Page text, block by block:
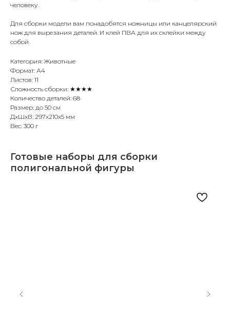
человеку.
Для сборки модели вам понадобятся ножницы или канцелярский
нож для вырезания деталей. И клей ПВА для их склейки между
собой.
Категория: Животные
Формат: А4
Листов: 11
Сложность сборки: ★★★★
Количество деталей: 68
Размер: до 50 см
ДxШxВ: 297x210x5 мм
Вес: 300 г
Готовые наборы для сборки
полигональной фигуры